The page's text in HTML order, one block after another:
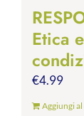
Etica
€4.99
Aggiungi